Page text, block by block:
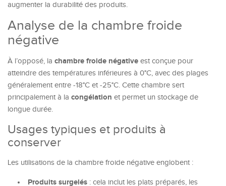
augmenter la durabilité des produits.
Analyse de la chambre froide
négative
À l’opposé, la chambre froide négative est conçue pour
atteindre des températures inférieures à 0°C, avec des plages
généralement entre -18°C et -25°C. Cette chambre sert
principalement à la congélation et permet un stockage de
longue durée.
Usages typiques et produits à
conserver
Les utilisations de la chambre froide négative englobent :
Produits surgelés : cela inclut les plats préparés, les